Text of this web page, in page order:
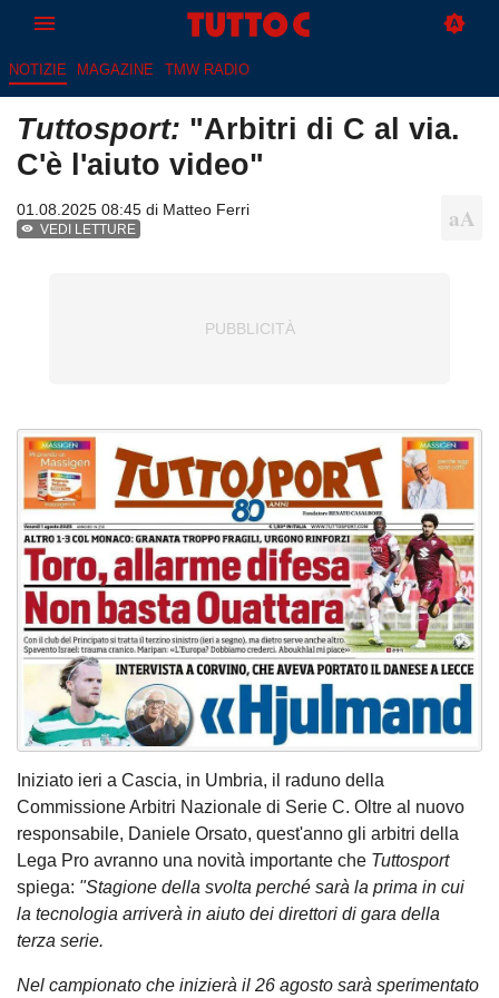
NOTIZIE MAGAZINE TMW RADIO
Tuttosport: "Arbitri di C al via.
C'è l'aiuto video"
01.08.2025 08:45 di Matteo Ferri
VEDI LETTURE
Iniziato ieri a Cascia, in Umbria, il raduno della
Commissione Arbitri Nazionale di Serie C. Oltre al nuovo
responsabile, Daniele Orsato, quest'anno gli arbitri della
Lega Pro avranno una novità importante che Tuttosport
spiega: "Stagione della svolta perché sarà la prima in cui
la tecnologia arriverà in aiuto dei direttori di gara della
terza serie.
Nel campionato che inizierà il 26 agosto sarà sperimentato